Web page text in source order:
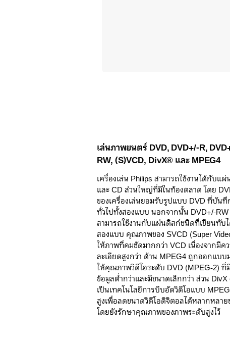
เล่นภาพยนตร์ DVD, DVD+/-R,
RW, (S)VCD, DivX® และ MPEG4
เครื่องเล่น Philips สามารถใช้งานได้กับแผ่
และ CD ส่วนใหญ่ที่มีในท้องตลาด โดย
ของเครื่องเล่นยอมรับรูปแบบ DVD ที่บันทึ
ทั่วไปทั้งสองแบบ นอกจากนั้น DVD+/-RW
สามารถใช้งานกับแผ่นดิสก์ชนิดที่เขียนทับ
สองแบบ คุณภาพของ SVCD (Super
ให้ภาพที่คมชัดมากกว่า VCD เนื่องจากมีค
ละเอียดสูงกว่า ด้าน MPEG4 ถูกออกแบบ
ให้คุณภาพวิดีโอระดับ DVD (MPEG-2) ที่
ข้อมูลต่ำกว่าและมีขนาดเล็กกว่า ส่วน DivX
เป็นเทคโนโลยีการบีบอัดวิดีโอแบบ
สูงเพื่อลดขนาดวิดีโอดิจิตอลได้หลากหลา
โดยยังรักษาคุณภาพของภาพระดับสูงไว้